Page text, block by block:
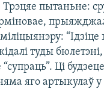
Трэцяе пытаньне:
туды
“супраць”. Ці
яго артыкулаў у